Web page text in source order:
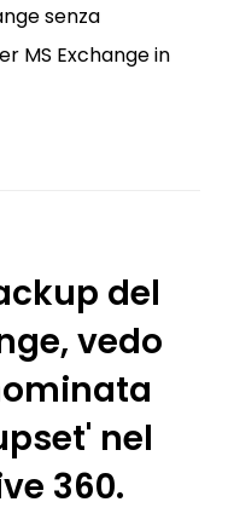
senza
MS Exchange in
del
vedo
nel
360.